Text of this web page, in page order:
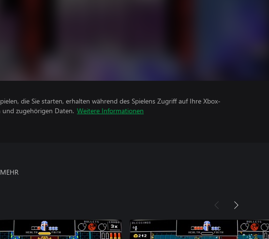
die Sie starten, erhalten während des Spielens Zugriff auf Ihre Xbox-
zugehörigen Daten. Weitere Informationen
MEHR